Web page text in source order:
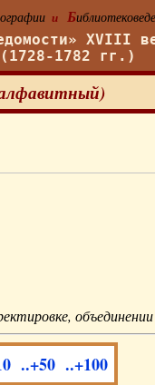
и Б
XVIII
(1728-1782 гг.)
объединении
..+50 ..+100